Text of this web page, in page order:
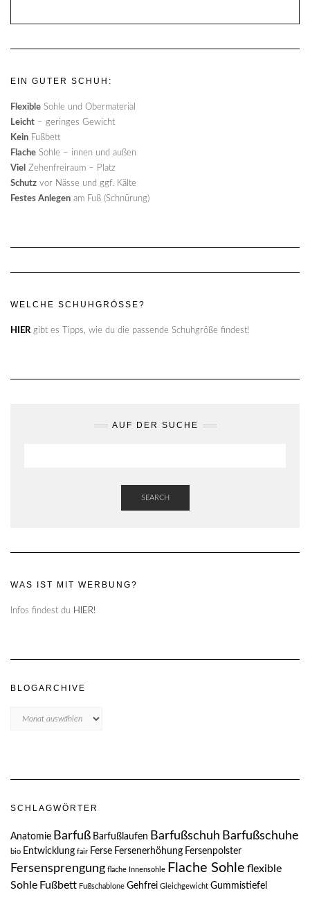
EIN GUTER SCHUH:
Flexible Sohle und Obermaterial
Leicht – geringes Gewicht
Kein Fußbett
Flache Sohle – innen und außen
Viel Zehenfreiraum – Platz
Schutz vor Nässe und ggf. Kälte
Festes Anlegen am Fuß (Schnürung)
WELCHE SCHUHGRÖSSE?
HIERgibt es Tipps, wie du die passende Schuhgröße findest!
AUF DER SUCHE
SEARCH
WAS IST MIT WERBUNG?
Infos findest du HIER!
BLOGARCHIVE
SCHLAGWÖRTER
Anatomie Barfuß Barfußlaufen Barfußschuh Barfußschuhe
bio Entwicklung fair Ferse Fersenerhöhung Fersenpolster
Fersensprengung flache Innensohle Flache Sohle flexible
Sohle Fußbett Fußschablone Gehfrei Gleichgewicht Gummistiefel